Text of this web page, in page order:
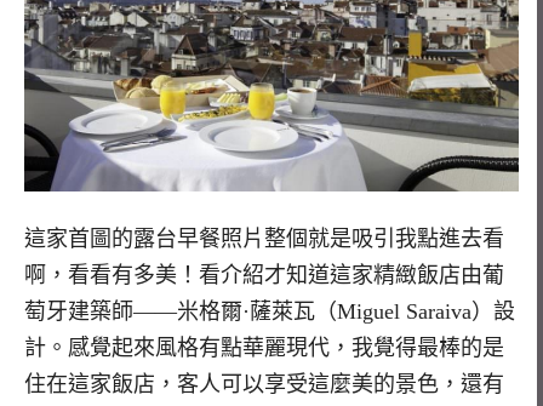
這家首圖的露台早餐照片整個就是吸引我點進去看
啊，看看有多美！看介紹才知道這家精緻飯店由葡
萄牙建築師——米格爾·薩萊瓦（Miguel Saraiva）設
計。感覺起來風格有點華麗現代，我覺得最棒的是
住在這家飯店，客人可以享受這麼美的景色，還有